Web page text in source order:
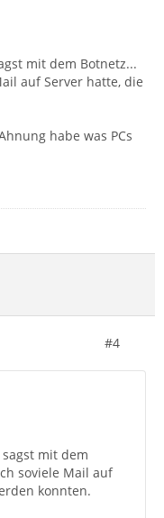
mit dem Botnetz...
auf Server hatte, die
habe was PCs
#4
mit dem
soviele Mail auf
konnten.